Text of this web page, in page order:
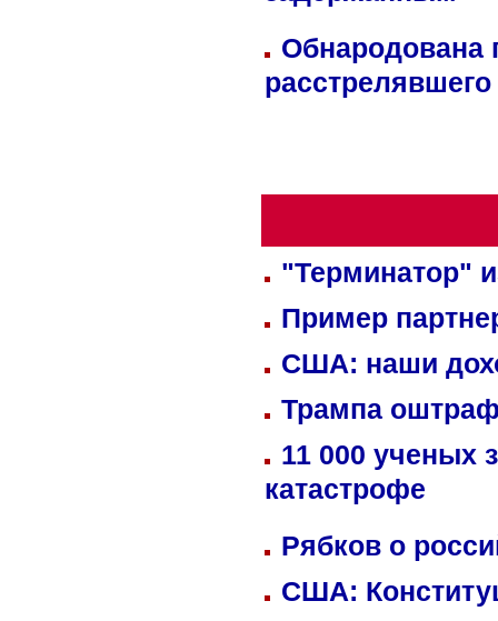
Обнародована
"Терминатор"
Пример
США: наши
Трампа
11 000 ученых
катастрофе
Рябков о
США: